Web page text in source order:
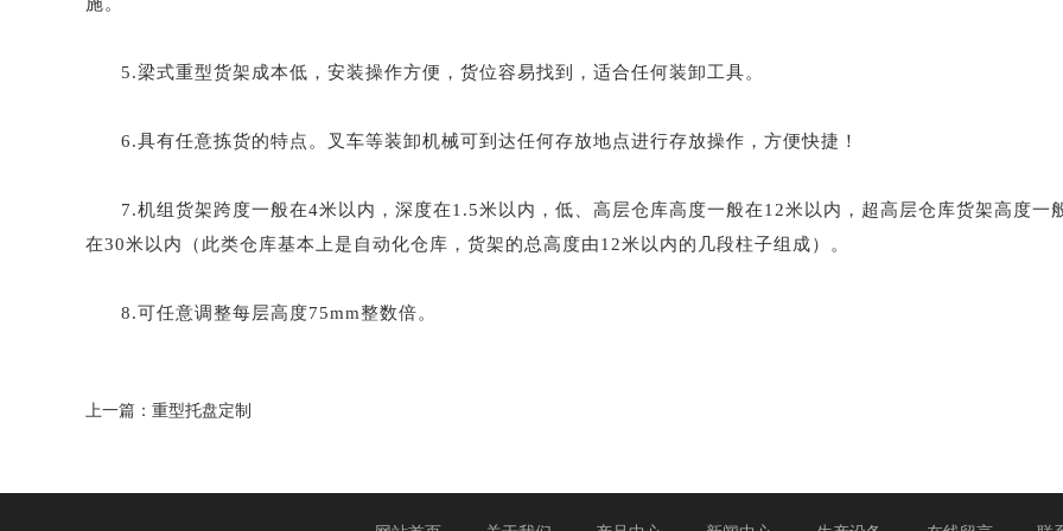
施。
5.梁式重型货架成本低，安装操作方便，货位容易找到，适合任何装卸工具。
6.具有任意拣货的特点。叉车等装卸机械可到达任何存放地点进行存放操作，方便快捷！
7.机组货架跨度一般在4米以内，深度在1.5米以内，低、高层仓库高度一般在12米以内，超高层仓库货架高度一
在30米以内（此类仓库基本上是自动化仓库，货架的总高度由12米以内的几段柱子组成）。
8.可任意调整每层高度75mm整数倍。
上一篇：重型托盘定制